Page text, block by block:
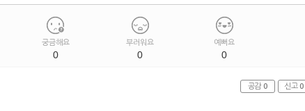
궁금해요
0
부러워요
0
예뻐요
0
공감 0 신고 0